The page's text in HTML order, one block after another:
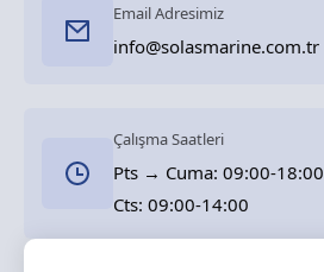
Email Adresimiz
info@solasmarine.com.tr
Çalışma Saatleri
Pts → Cuma: 09:00-18:00
Cts: 09:00-14:00